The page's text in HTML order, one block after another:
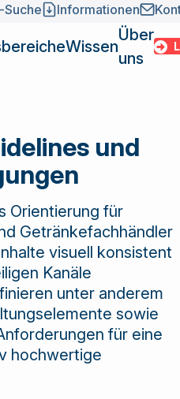
Suche Informationen
/
marktführende
Verbundgruppe
der
Getränkebranche
ist Bindeglied
zwischen
Grossisten und
Lieferanten und
bietet eine
Vielzahl von
Lösungen und
Wissen
Report
Über
uns
LOGIN
und
Orientierung für
Getränkefachhändler
visuell konsistent
Kanäle
unter anderem
sowie
für eine
hochwertige
Wissen
Login
Kontakt